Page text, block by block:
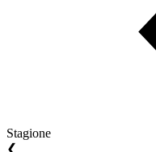
Stagione
❮